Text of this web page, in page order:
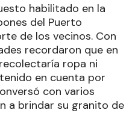
habilitado en la
del Puerto
de los vecinos. Con
recordaron que en
ropa ni
en cuenta por
con varios
a brindar su granito de